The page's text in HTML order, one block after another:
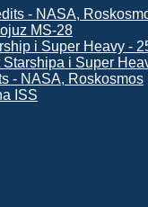
MS-28
Starshipa i Super
ISS